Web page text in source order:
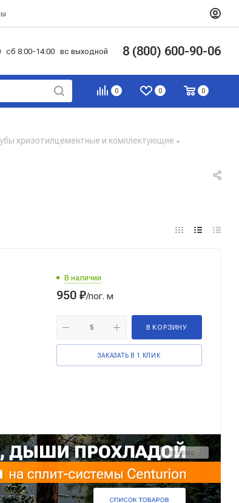
сб 8:00-14:00 вс выходной 8 (800) 600-90-06
0 0 0
хризотилцементные и комплектующие
В наличии
950 ₽/пог. м
В КОРЗИНУ
ЗАКАЗАТЬ В 1 КЛИК
Реклама ⋮